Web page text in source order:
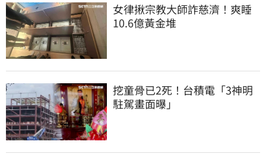
女律揪宗教大師詐慈濟！爽睡
10.6億黃金堆
挖童骨已2死！台積電「3神明
駐駕畫面曝」